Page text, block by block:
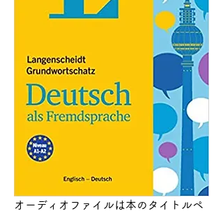
オーディオファイルは本のタイトルペ